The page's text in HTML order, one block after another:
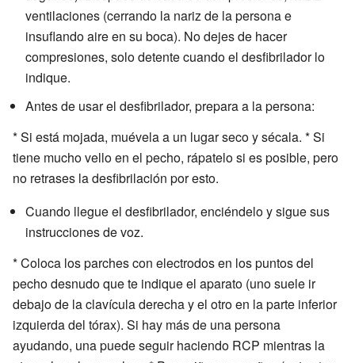
ventilaciones (cerrando la nariz de la persona e
insuflando aire en su boca). No dejes de hacer
compresiones, solo detente cuando el desfibrilador lo
indique.
Antes de usar el desfibrilador, prepara a la persona:
* Si está mojada, muévela a un lugar seco y sécala. * Si
tiene mucho vello en el pecho, rápatelo si es posible, pero
no retrases la desfibrilación por esto.
Cuando llegue el desfibrilador, enciéndelo y sigue sus
instrucciones de voz.
* Coloca los parches con electrodos en los puntos del
pecho desnudo que te indique el aparato (uno suele ir
debajo de la clavícula derecha y el otro en la parte inferior
izquierda del tórax). Si hay más de una persona
ayudando, una puede seguir haciendo RCP mientras la